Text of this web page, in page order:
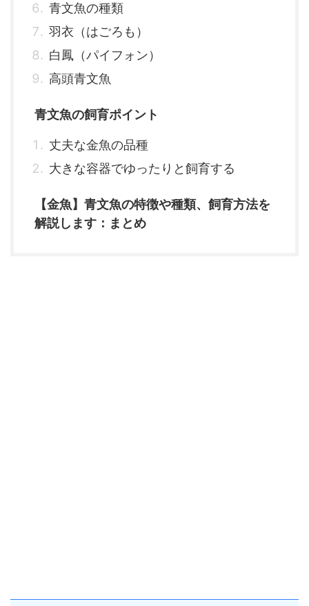
青文魚の種類
羽衣（はごろも）
白鳳（パイフォン）
高頭青文魚
青文魚の飼育ポイント
丈夫な金魚の品種
大きな容器でゆったりと飼育する
【金魚】青文魚の特徴や種類、飼育方法を
解説します：まとめ